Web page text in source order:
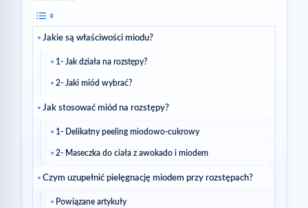
Jakie są właściwości miodu?
1- Jak działa na rozstępy?
2- Jaki miód wybrać?
Jak stosować miód na rozstępy?
1- Delikatny peeling miodowo-cukrowy
2- Maseczka do ciała z awokado i miodem
Czym uzupełnić pielęgnację miodem przy rozstępach?
Powiązane artykuły